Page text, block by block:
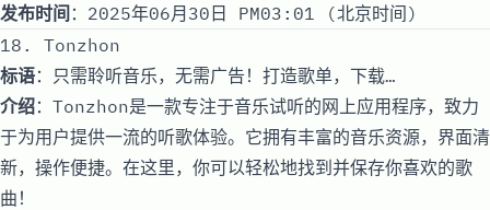
发布时间 ：2025年06月30日 PM03:01 (北京时间)
18. Tonzhon
标语：只需聆听音乐，无需广告！打造歌单，下载…
介绍：Tonzhon是一款专注于音乐试听的网上应用程序，致力
于为用户提供一流的听歌体验。它拥有丰富的音乐资源，界面清
新，操作便捷。在这里，你可以轻松地找到并保存你喜欢的歌
曲！